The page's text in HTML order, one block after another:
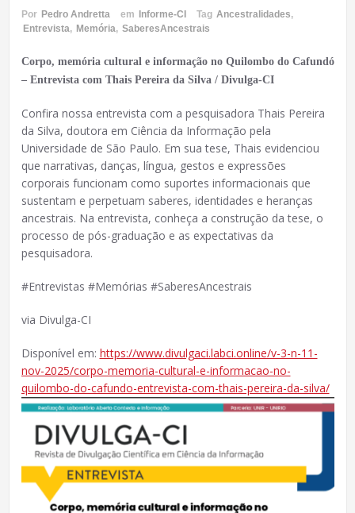
Por Pedro Andretta em Informe-CI Tag Ancestralidades,
Entrevista, Memória, SaberesAncestrais
Corpo, memória cultural e informação no Quilombo do Cafundó
– Entrevista com Thais Pereira da Silva / Divulga-CI
Confira nossa entrevista com a pesquisadora Thais Pereira
da Silva, doutora em Ciência da Informação pela
Universidade de São Paulo. Em sua tese, Thais evidenciou
que narrativas, danças, língua, gestos e expressões
corporais funcionam como suportes informacionais que
sustentam e perpetuam saberes, identidades e heranças
ancestrais. Na entrevista, conheça a construção da tese, o
processo de pós-graduação e as expectativas da
pesquisadora.
#Entrevistas #Memórias #SaberesAncestrais
via Divulga-CI
Disponível em: https://www.divulgaci.labci.online/v-3-n-11-
nov-2025/corpo-memoria-cultural-e-informacao-no-
quilombo-do-cafundo-entrevista-com-thais-pereira-da-silva/